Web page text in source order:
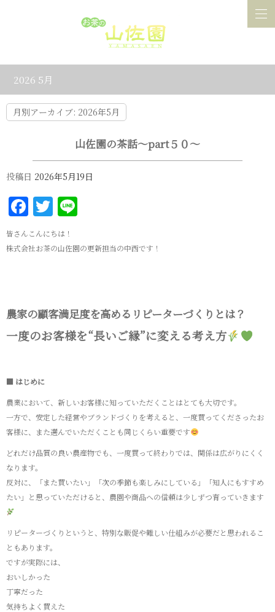
2026 5月
月別アーカイブ: 2026年5月
山佐園の茶話～part５０～
投稿日 2026年5月19日
Facebook
Twitter
皆さんこんにちは！
株式会社お茶の山佐園の更新担当の中西です！
農家の顧客満足度を高めるリピーターづくりとは？
一度のお客様を“長いご縁”に変える考え方
■ はじめに
農業において、新しいお客様に知っていただくことはとても大切です。
一方で、安定した経営やブランドづくりを考えると、一度買ってくださったお
客様に、また選んでいただくことも同じくらい重要です
どれだけ品質の良い農産物でも、一度買って終わりでは、関係は広がりにくく
なります。
反対に、「また買いたい」「次の季節も楽しみにしている」「知人にもすすめ
たい」と思っていただけると、農園や商品への信頼は少しずつ育っていきます
リピーターづくりというと、特別な販促や難しい仕組みが必要だと思われるこ
ともあります。
ですが実際には、
おいしかった
丁寧だった
気持ちよく買えた